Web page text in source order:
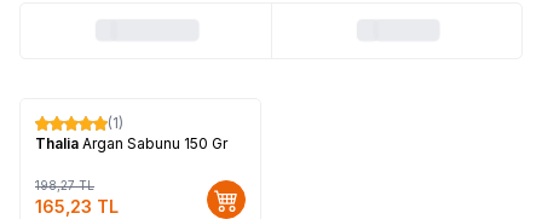
%17
(1)
Thalia Argan Sabunu 150 Gr
198,27TL
165,23 TL